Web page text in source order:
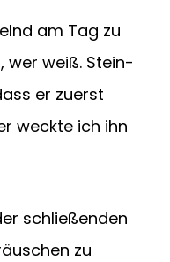
am Tag zu
wer weiß. Stein-
er zuerst
weckte ich ihn
schließenden
zu